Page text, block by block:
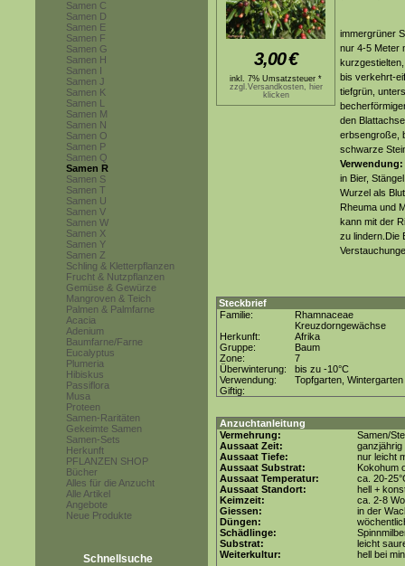
Samen C
Samen D
Samen E
Samen F
Samen G
Samen H
Samen I
Samen J
Samen K
Samen L
Samen M
Samen N
Samen O
Samen P
Samen Q
Samen R
Samen S
Samen T
Samen U
Samen V
Samen W
Samen X
Samen Y
Samen Z
Schling & Kletterpflanzen
Frucht & Nutzpflanzen
Gemüse & Gewürze
Mangroven & Teich
Palmen & Palmfarne
Acacia
Adenium
Baumfarne/Farne
Eucalyptus
Plumeria
Hibiskus
Passiflora
Musa
Proteen
Samen-Raritäten
Gekeimte Samen
Samen-Sets
Herkunft
PFLANZEN SHOP
Bücher
Alles für die Anzucht
Alle Artikel
Angebote
Neue Produkte
Schnellsuche
3,00€
inkl. 7% Umsatzsteuer *
zzgl.Versandkosten, hier
klicken
immergrüner
nur 4-5 Meter
bis verkehrt-
tiefgrün,
den
erbsengroße,
schwarze
Verwendung:
in Bier,
Wurzel als
Rheuma und
kann mit der
zu lindern.Die
Steckbrief
Familie:
Rhamnaceae
Kreuzdorngewächse
Herkunft:
Afrika
Gruppe:
Baum
Zone:
7
Überwinterung:
bis zu -10°C
Verwendung:
Topfgarten, Wintergarten
Giftig:
Anzuchtanleitung
Vermehrung:
Samen/
Aussaat Zeit:
ganzjährig
Aussaat Tiefe:
nur leicht
Aussaat Substrat:
Kokohum
Aussaat Temperatur:
ca. 20-
Aussaat Standort:
hell +
Keimzeit:
ca. 2-8
Giessen:
in der
Düngen:
Schädlinge:
Substrat:
leicht
Weiterkultur:
hell bei